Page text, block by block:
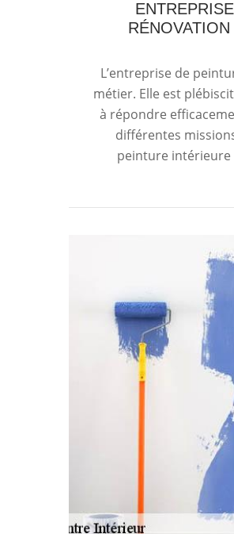
L’entreprise de
métier. Elle est
à répondre
différentes
peinture intérieure